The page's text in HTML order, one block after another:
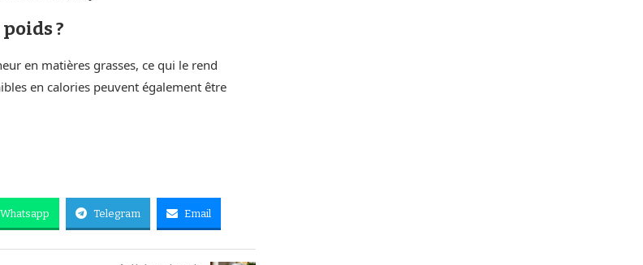
?
en matières grasses, ce qui le rend
en calories peuvent également être
Whatsapp Telegram Email